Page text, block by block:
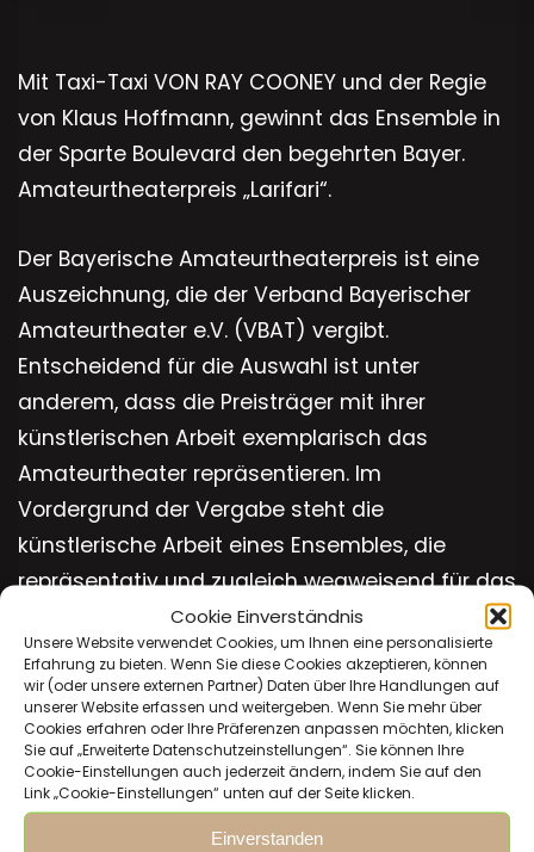
Cookie Einverständnis
Unsere Website verwendet Cookies, um Ihnen eine personalisierte
Erfahrung zu bieten. Wenn Sie diese Cookies akzeptieren, können
wir (oder unsere externen Partner) Daten über Ihre Handlungen auf
unserer Website erfassen und weitergeben. Wenn Sie mehr über
Cookies erfahren oder Ihre Präferenzen anpassen möchten, klicken
Sie auf „Erweiterte Datenschutzeinstellungen“. Sie können Ihre
Cookie-Einstellungen auch jederzeit ändern, indem Sie auf den
Link „Cookie-Einstellungen“ unten auf der Seite klicken.
Einverstanden
Mit Taxi-Taxi VON RAY COONEY und der Regie
von Klaus Hoffmann, gewinnt das Ensemble in
der Sparte Boulevard den begehrten Bayer.
Amateurtheaterpreis „Larifari“.
Der Bayerische Amateurtheaterpreis ist eine
Auszeichnung, die der Verband Bayerischer
Amateurtheater e.V. (VBAT) vergibt.
Entscheidend für die Auswahl ist unter
anderem, dass die Preisträger mit ihrer
künstlerischen Arbeit exemplarisch das
Amateurtheater repräsentieren. Im
Vordergrund der Vergabe steht die
künstlerische Arbeit eines Ensembles, die
repräsentativ und zugleich wegweisend für das
Amateurtheater ist. Ziel ist es, die Vielfalt des
Amateurtheaters einer Öffentlichkeit
vorzustellen und über die künstlerische
Reflexion den gesellschaftlichen Diskurs
anzuregen. Theatermacher und Publikum
können sich so über Inhalt und Form der
prämierten Arbeiten austauschen. Die